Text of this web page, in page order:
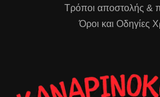
Τρόποι αποστολής &
Όροι και Οδηγίες